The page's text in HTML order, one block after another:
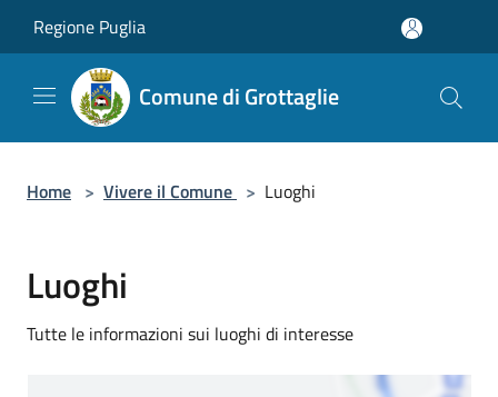
Regione Puglia
Comune di Grottaglie
Home > Vivere il Comune > Luoghi
Luoghi
Tutte le informazioni sui luoghi di interesse